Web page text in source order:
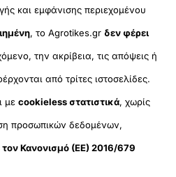
και εμφάνισης περιεχομένου
, το Agrotikes.gr δεν φέρει
την ακρίβεια, τις απόψεις ή
από τρίτες ιστοσελίδες.
μεcookieless στατιστικά, χωρίς
προσωπικών δεδομένων,
Κανονισμό (ΕΕ) 2016/679